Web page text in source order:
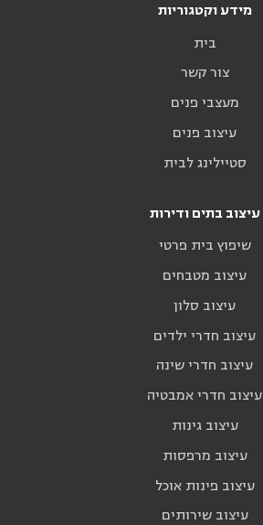
מידע וקטגוריות
בית
צור קשר
מעצבי פנים
עיצוב פנים
סטיילינג לבית
עיצוב בתים ודירות
שיפוץ בית פרטי
עיצוב מטבחים
עיצוב סלון
עיצוב חדרי ילדים
עיצוב חדרי שינה
עיצוב חדרי אמבטיה
עיצוב גינות
עיצוב מרפסות
עיצוב פינות אוכל
עיצוב שירותים